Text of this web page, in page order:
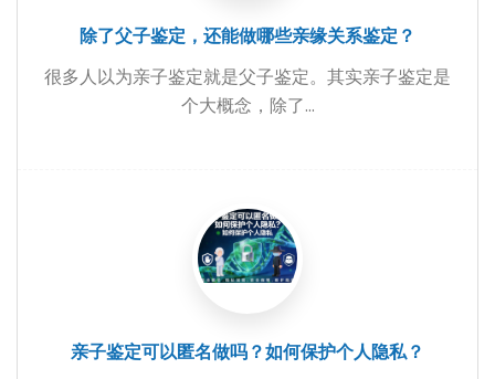
除了父子鉴定，还能做哪些亲缘关系鉴定？
很多人以为亲子鉴定就是父子鉴定。其实亲子鉴定是
个大概念，除了...
亲子鉴定可以匿名做吗？如何保护个人隐私？